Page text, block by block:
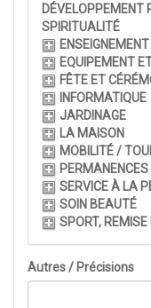
DÉVELOPPEMENT
SPIRITUALITÉ
ENSEIGNEMENT
EQUIPEMENT
FÊTE ET
INFORMATIQUE
JARDINAGE
LA MAISON
MOBILITÉ /
PERMANENCES
SERVICE À LA
SOIN BEAUTÉ
SPORT, REMISE
Autres / Précisions